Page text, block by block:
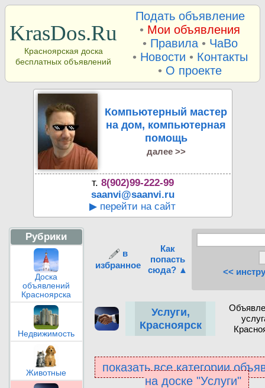
KrasDos.Ru
Красноярская доска
бесплатных объявлений
Подать объявление
• Мои объявления
• Правила• ЧаВо
• Новости • Контакты
• О проекте
Компьютерный мастер
на дом, компьютерная
помощь
далее >>
т. 8(902)99-222-99
saanvi@saanvi.ru
▶ перейти на сайт
Рубрики
Доска
объявлений
Красноярска
Недвижимость
Животные
в
избранное
Как
попасть
сюда? ▲
<<
Услуги,
Красноярск
показать все категории
на доске "Услуги"